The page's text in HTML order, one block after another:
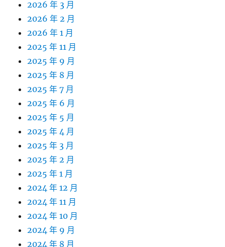
2026 年 3 月
2026 年 2 月
2026 年 1 月
2025 年 11 月
2025 年 9 月
2025 年 8 月
2025 年 7 月
2025 年 6 月
2025 年 5 月
2025 年 4 月
2025 年 3 月
2025 年 2 月
2025 年 1 月
2024 年 12 月
2024 年 11 月
2024 年 10 月
2024 年 9 月
2024 年 8 月